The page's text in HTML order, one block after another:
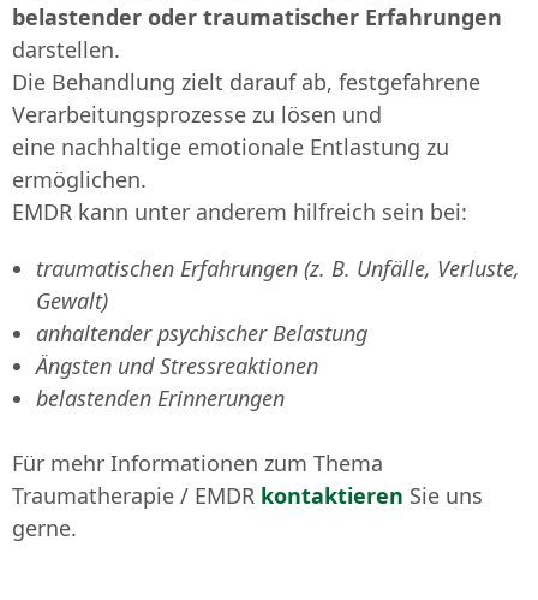
belastender oder traumatischer Erfahrungen
darstellen.
Die Behandlung zielt darauf ab, festgefahrene
Verarbeitungsprozesse zu lösen und
eine nachhaltige emotionale Entlastung zu
ermöglichen.
EMDR kann unter anderem hilfreich sein bei:
traumatischen Erfahrungen (z. B. Unfälle, Verluste,
Gewalt)
anhaltender psychischer Belastung
Ängsten und Stressreaktionen
belastenden Erinnerungen
Für mehr Informationen zum Thema
Traumatherapie / EMDR kontaktieren Sie uns
gerne.